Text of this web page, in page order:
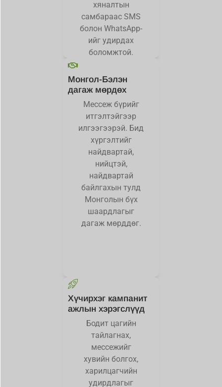
хяналтын
самбараас SMS
болон WhatsApp-
ийг удирдах
боломжтой.
Монгол-Бэлэн
дагаж мөрдөх
Мессеж бүрийг
итгэлтэйгээр
илгээгээрэй. Бид
хүргэлтийг
найдвартай,
нийцтэй,
найдвартай
байлгахын тулд
Монголын бүх
шаардлагыг
дагаж мөрддөг.
Хүчирхэг кампанит
ажлын хэрэгслүүд
Бодит цагийн
тайлагнах,
мессежийг
хувийн болгох,
харилцагчийн
удирдлагыг